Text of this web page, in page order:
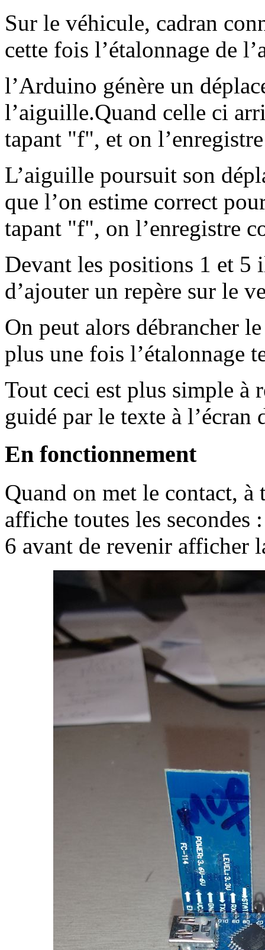
Sur le véhicule, cadran
cette fois l’étalonnage de
l’Arduino génère un
l’aiguille.Quand celle ci
tapant "f", et on
L’aiguille poursuit son
que l’on estime correct
tapant "f", on l’enregistre
Devant les positions 1 et 5
d’ajouter un repère sur le
On peut alors débrancher
plus une fois l’étalonnage
Tout ceci est plus simple à
guidé par le texte à l’écran
En fonctionnement
Quand on met le contact,
affiche toutes les
6 avant de revenir afficher